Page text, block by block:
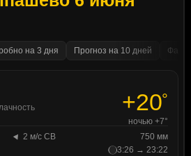
на 3 дня Прогноз на 10 дней
+20°
ночью +7°
2 м/с СВ
750 мм
3:26 → 23:22